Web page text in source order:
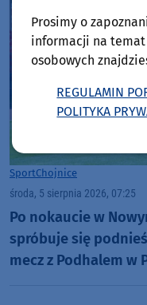
SportChojnice
środa, 5 sierpnia 2026, 07:25
Po nokaucie w
spróbuje się
mecz z Podhalem w
Prosimy o
informacji na
osobowych
REGULAMIN
POLITYKA